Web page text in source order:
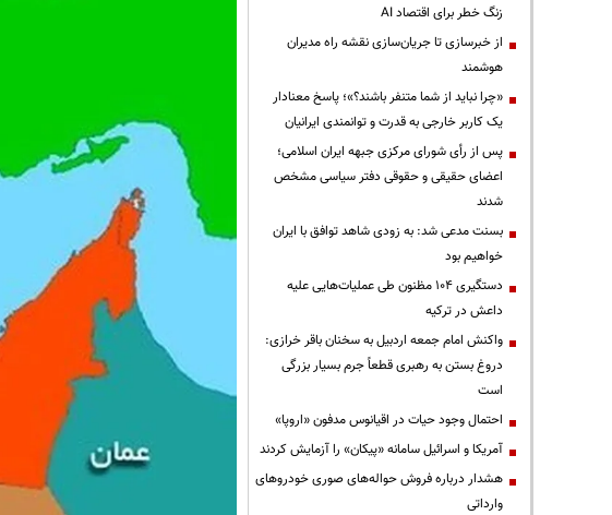
زنگ خطر برای اقتصاد AI
از خبرسازی تا جریان‌سازی نقشه راه مدیران
هوشمند
«چرا نباید از شما متنفر باشند؟»؛ پاسخ معنادار
یک کاربر خارجی به قدرت و توانمندی ایرانیان
پس از رأی شورای مرکزی جبهه ایران اسلامی؛
اعضای حقیقی و حقوقی دفتر سیاسی مشخص
شدند
بسنت مدعی شد: به زودی شاهد توافق با ایران
خواهیم بود
دستگیری ۱۰۴ مظنون طی عملیات‌هایی علیه
داعش در ترکیه
واکنش امام جمعه اردبیل به سخنان باقر خرازی:
دروغ بستن به رهبری قطعاً جرم بسیار بزرگی
است
احتمال وجود حیات در اقیانوس مدفون «اروپا»
آمریکا و اسرائیل سامانه «پیکان» را آزمایش کردند
هشدار درباره فروش حواله‌های صوری خودروهای
وارداتی